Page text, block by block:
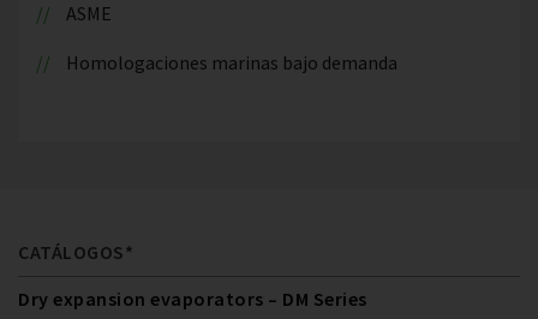
ASME
Homologaciones marinas bajo demanda
CATÁLOGOS*
Dry expansion evaporators – DM Series